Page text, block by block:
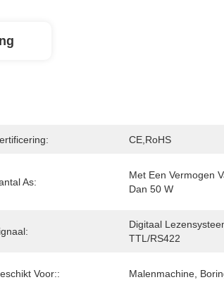
CE,RoHS
As:
Met Een Vermogen
Dan 50 W
Digitaal
TTL/RS422
Voor:: Malenmachine,